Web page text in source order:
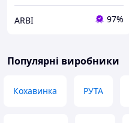
ARBI 97%
Популярні виробники
Кохавинка РУТА